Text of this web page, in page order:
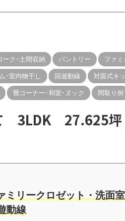
ーク･土間収納 パントリー ファ
･室内物干し 回遊動線 対面式キ
畳コーナー･和室･ヌック 間取り例
て 3LDK 27.625
リークロゼット・洗面
動線